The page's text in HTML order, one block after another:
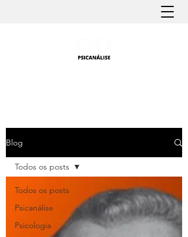
Blog
Todos os posts
Psicanálise
Psicologia
Todos os posts